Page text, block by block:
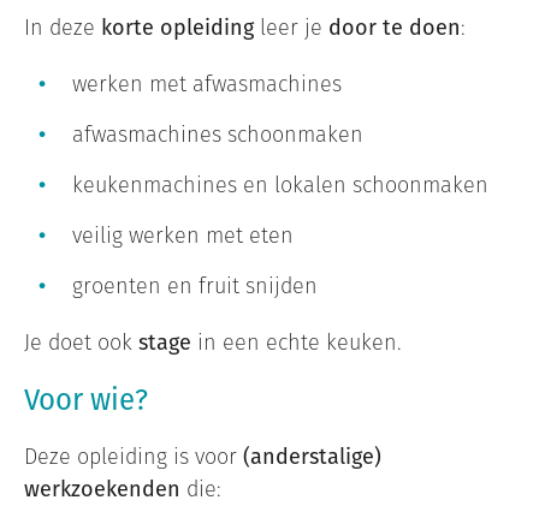
In deze korte opleidingleer je door te doen:
werken met afwasmachines
afwasmachines schoonmaken
keukenmachines en lokalen schoonmaken
veilig werken met eten
groenten en fruit snijden
Je doet ook stage in een echte keuken.
Voor wie?
Deze opleiding is voor (anderstalige)
werkzoekenden die: